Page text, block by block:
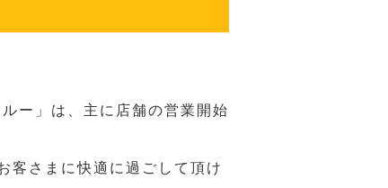
ー」は、主に店舗の営業開始
客さまに快適に過ごして頂け